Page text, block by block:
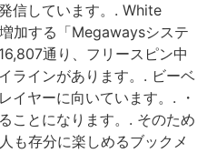
信しています。. White
加する「Megawaysシステ
通り、フリースピン中
ラインがあります。. ビーベ
イヤーに向いています。. ・
ことになります。. そのため
も存分に楽しめるブックメ